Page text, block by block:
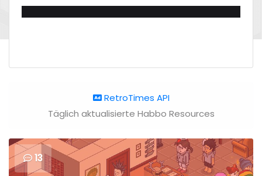
RetroTimes API
Täglich aktualisierte Habbo Resources
13